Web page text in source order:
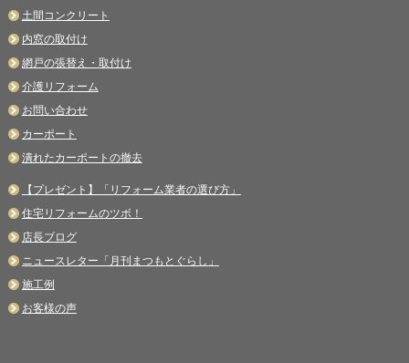
土間コンクリート
内窓の取付け
網戸の張替え・取付け
介護リフォーム
お問い合わせ
カーポート
潰れたカーポートの撤去
【プレゼント】「リフォーム業者の選び方」
住宅リフォームのツボ！
店長ブログ
ニュースレター「月刊まつもとぐらし」
施工例
お客様の声